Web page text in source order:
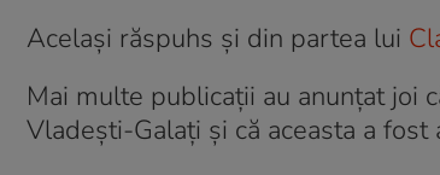
Același răspuhs și din partea lui
Mai multe publicații au anunțat joi
Vladeşti-Galaţi și că aceasta a